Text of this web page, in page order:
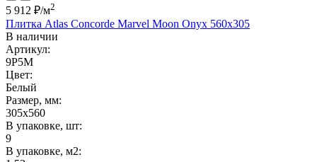
5 912 ₽/м2
Плитка Atlas Concorde Marvel Moon Onyx 560x305
В наличии
Артикул:
9P5M
Цвет:
Белый
Размер, мм:
305x560
В упаковке, шт:
9
В упаковке, м2: